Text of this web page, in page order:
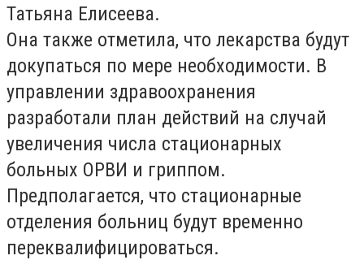
Татьяна Елисеева.
Она также отметила, что лекарства будут
докупаться по мере необходимости. В
управлении здравоохранения
разработали план действий на случай
увеличения числа стационарных
больных ОРВИ и гриппом.
Предполагается, что стационарные
отделения больниц будут временно
переквалифицироваться.